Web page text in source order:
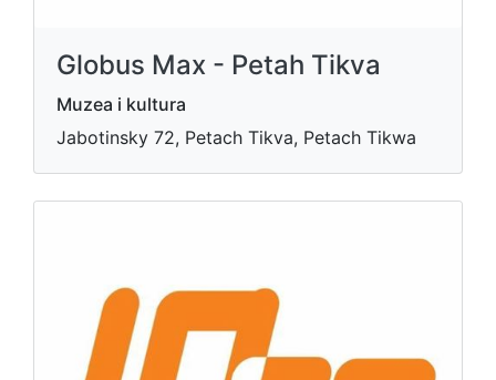
Globus Max - Petah Tikva
Muzea i kultura
Jabotinsky 72, Petach Tikva, Petach Tikwa